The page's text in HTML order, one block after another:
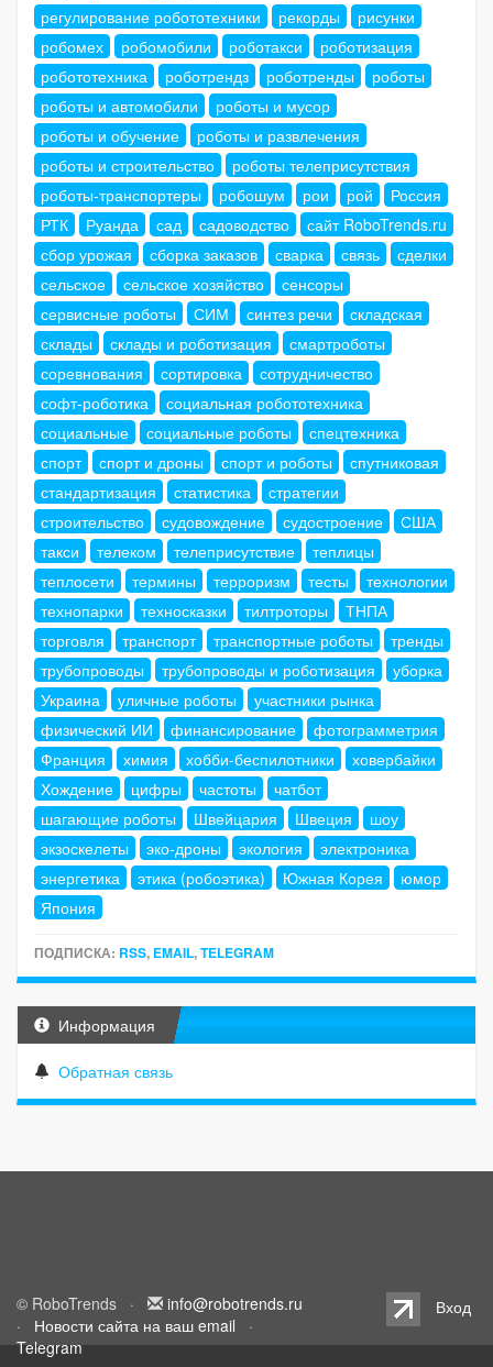
регулирование робототехники
рекорды
рисунки
робомех
робомобили роботакси
роботизация
робототехника
роботрендз роботренды
роботы
роботы и автомобили
роботы и мусор
роботы и обучение
роботы и развлечения
роботы и строительство
роботы телеприсутствия
роботы-транспортеры
робошум рои рой
Россия
РТК
Руанда сад садоводство
сайт RoboTrends.ru
сбор урожая
сборка заказов сварка связь
сделки
сельское
сельское хозяйство
сенсоры
сервисные роботы
СИМ синтез речи
складская
склады
склады и роботизация
смартроботы
соревнования
сортировка
сотрудничество
софт-роботика
социальная робототехника
социальные
социальные роботы
спецтехника
спорт
спорт и дроны спорт и роботы
спутниковая
стандартизация
статистика
стратегии
строительство
судовождение судостроение
США
такси
телеком телеприсутствие
теплицы
теплосети
термины терроризм тесты
технологии
технопарки
техносказки тилтроторы
ТНПА
торговля
транспорт транспортные роботы
тренды
трубопроводы
трубопроводы и роботизация
уборка
Украина
уличные роботы
участники рынка
физический ИИ
финансирование
фотограмметрия
Франция
химия хобби-беспилотники
ховербайки
Хождение
цифры частоты
чатбот
шагающие роботы
Швейцария Швеция
шоу
экзоскелеты
эко-дроны экология
электроника
энергетика
этика (робоэтика) Южная Корея
юмор
Япония
ПОДПИСКА: RSS, EMAIL,TELEGRAM
Информация
Обратная связь
© RoboTrends ·
info@robotrends.ru
· Новости сайта на ваш email ·
Telegram
Вход